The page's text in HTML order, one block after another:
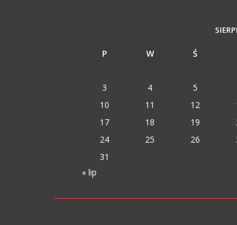
P W Ś
3
4 5
10
11 12
17
18 19
24
25 26
31
« lip